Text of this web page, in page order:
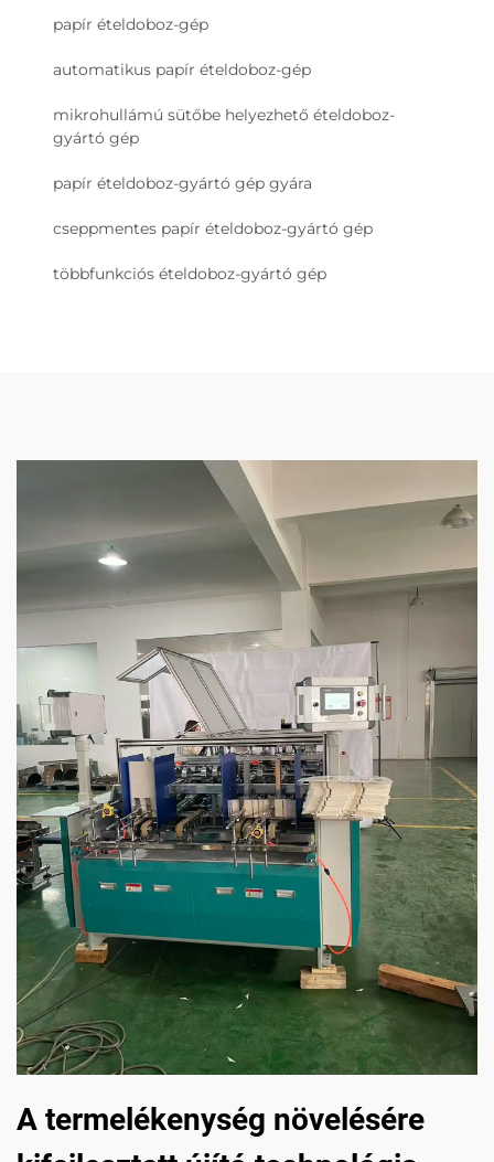
papír ételdoboz-gép
automatikus papír ételdoboz-gép
mikrohullámú sütőbe helyezhető ételdoboz-
gyártó gép
papír ételdoboz-gyártó gép gyára
cseppmentes papír ételdoboz-gyártó gép
többfunkciós ételdoboz-gyártó gép
A termelékenység növelésére